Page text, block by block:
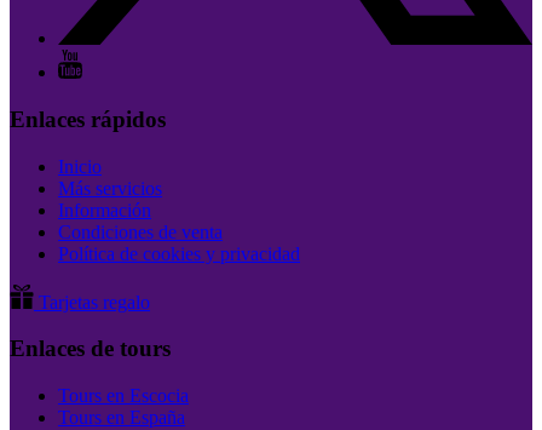
Enlaces rápidos
Inicio
Más servicios
Información
Condiciones de venta
Política de cookies y privacidad
Tarjetas regalo
Enlaces de tours
Tours en Escocia
Tours en España